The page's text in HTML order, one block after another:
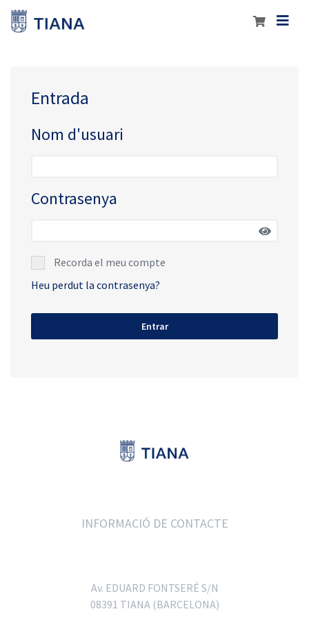
Entrada
Nom d'usuari
Contrasenya
Recorda el meu compte
Heu perdut la contrasenya?
INFORMACIÓ DE CONTACTE
Av. EDUARD FONTSERÉ S/N
08391 TIANA (BARCELONA)